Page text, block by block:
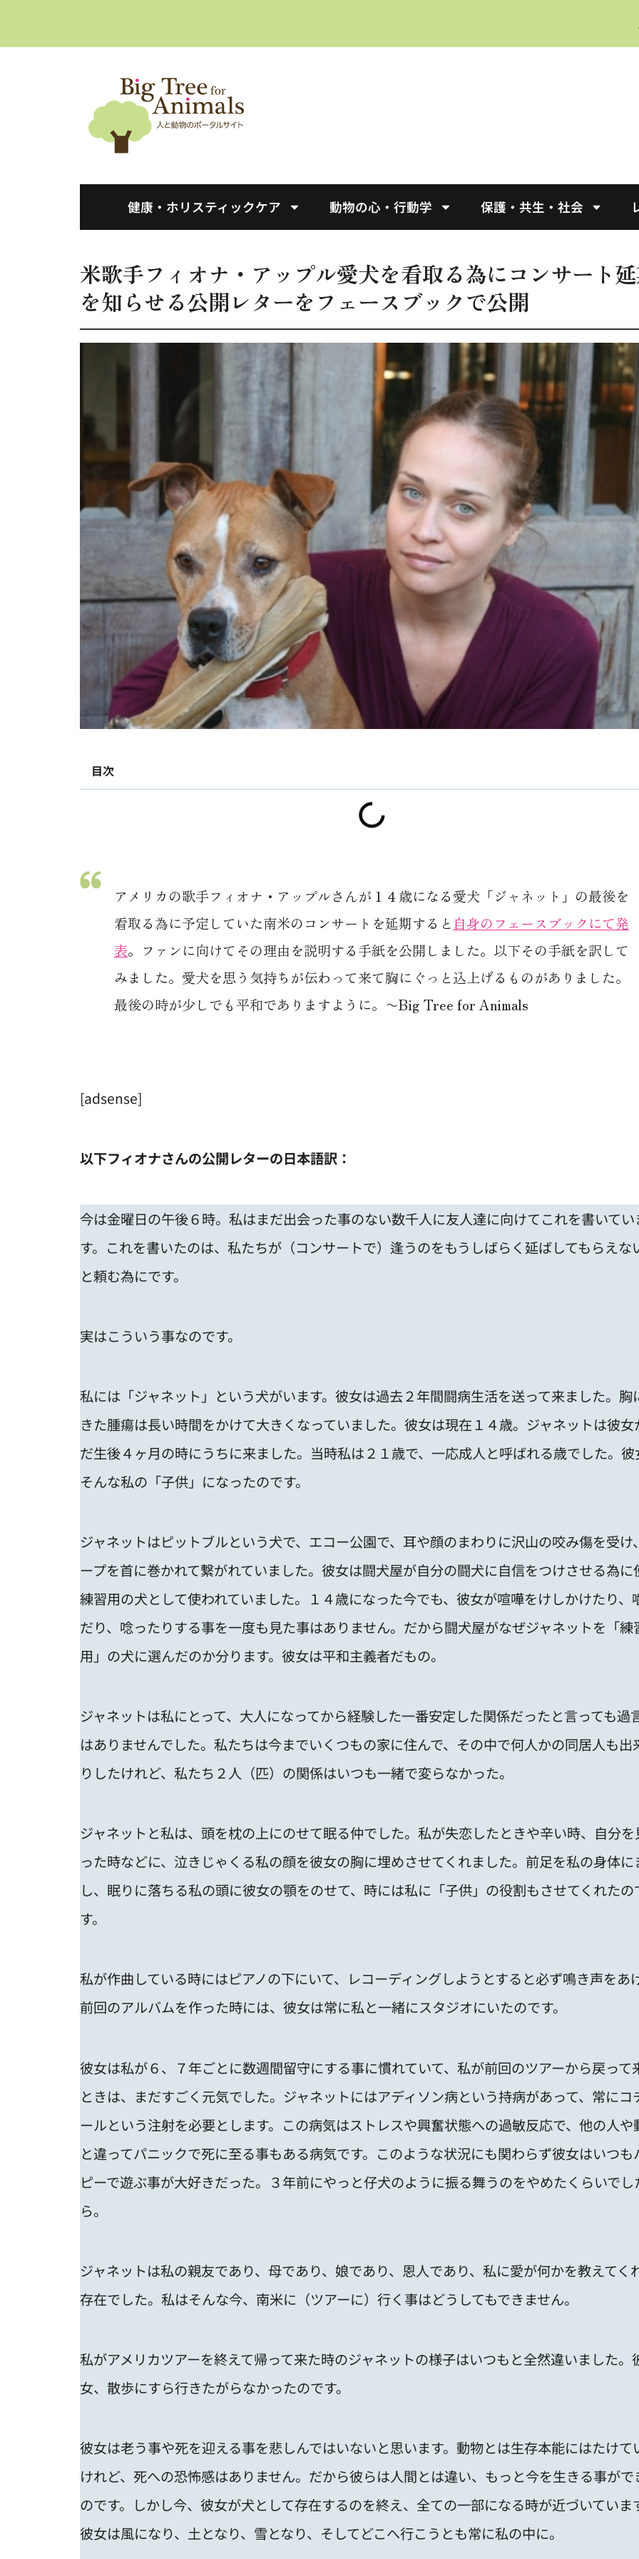
ス
健康・ホリスティックケア 動物の心・行動学 保護・共生・社会
米歌手フィオナ・アップル愛犬を看取る為にコンサート
を知らせる公開レターをフェースブックで公開
目次
アメリカの歌手フィオナ・アップルさんが１４歳になる愛犬「ジャネット」の最後を
看取る為に予定していた南米のコンサートを延期すると 自身のフェースブックにて発
表。ファンに向けてその理由を説明する手紙を公開しました。以下その手紙を訳して
みました。愛犬を思う気持ちが伝わって来て胸にぐっと込上げるものがありました。
最後の時が少しでも平和でありますように。〜Big Tree for Animals
[adsense]
以下フィオナさんの公開レターの日本語訳：
今は金曜日の午後６時。私はまだ出会った事のない数千人に友人達に向けてこれを書いてい
す。これを書いたのは、私たちが（コンサートで）逢うのをもうしばらく延ばしてもらえな
と頼む為にです。
実はこういう事なのです。
私には「ジャネット」という犬がいます。彼女は過去２年間闘病生活を送って来ました。胸
きた腫瘍は長い時間をかけて大きくなっていました。彼女は現在１４歳。ジャネットは彼女
だ生後４ヶ月の時にうちに来ました。当時私は２１歳で、一応成人と呼ばれる歳でした。彼
そんな私の「子供」になったのです。
ジャネットはピットブルという犬で、エコー公園で、耳や顔のまわりに沢山の咬み傷を受け
ープを首に巻かれて繋がれていました。彼女は闘犬屋が自分の闘犬に自信をつけさせる為に
練習用の犬として使われていました。１４歳になった今でも、彼女が喧嘩をけしかけたり、
だり、唸ったりする事を一度も見た事はありません。だから闘犬屋がなぜジャネットを「練
用」の犬に選んだのか分ります。彼女は平和主義者だもの。
ジャネットは私にとって、大人になってから経験した一番安定した関係だったと言っても過
はありませんでした。私たちは今までいくつもの家に住んで、その中で何人かの同居人も出
りしたけれど、私たち２人（匹）の関係はいつも一緒で変らなかった。
ジャネットと私は、頭を枕の上にのせて眠る仲でした。私が失恋したときや辛い時、自分を
った時などに、泣きじゃくる私の顔を彼女の胸に埋めさせてくれました。前足を私の身体に
し、眠りに落ちる私の頭に彼女の顎をのせて、時には私に「子供」の役割もさせてくれたの
す。
私が作曲している時にはピアノの下にいて、レコーディングしようとすると必ず鳴き声をあ
前回のアルバムを作った時には、彼女は常に私と一緒にスタジオにいたのです。
彼女は私が６、７年ごとに数週間留守にする事に慣れていて、私が前回のツアーから戻って
ときは、まだすごく元気でした。ジャネットにはアディソン病という持病があって、常にコ
ールという注射を必要とします。この病気はストレスや興奮状態への過敏反応で、他の人や
と違ってパニックで死に至る事もある病気です。このような状況にも関わらず彼女はいつも
ピーで遊ぶ事が大好きだった。３年前にやっと仔犬のように振る舞うのをやめたくらいでし
ら。
ジャネットは私の親友であり、母であり、娘であり、恩人であり、私に愛が何かを教えてく
存在でした。私はそんな今、南米に（ツアーに）行く事はどうしてもできません。
私がアメリカツアーを終えて帰って来た時のジャネットの様子はいつもと全然違いました。
女、散歩にすら行きたがらなかったのです。
彼女は老う事や死を迎える事を悲しんではいないと思います。動物とは生存本能にはたけて
けれど、死への恐怖感はありません。だから彼らは人間とは違い、もっと今を生きる事がで
のです。しかし今、彼女が犬として存在するのを終え、全ての一部になる時が近づいていま
彼女は風になり、土となり、雪となり、そしてどこへ行こうとも常に私の中に。